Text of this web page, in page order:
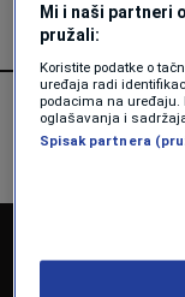
Mi i naši partneri
pružali:
Koristite podatke o
uređaja radi
podacima na uređaju.
oglašavanja i
Spisak partnera